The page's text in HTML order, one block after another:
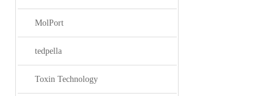
MolPort
tedpella
Toxin Technology